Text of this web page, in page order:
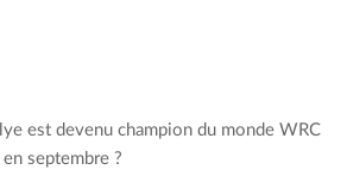
»>Lewis Hamilton</span>
est devenu champion du monde WRC
septembre ?